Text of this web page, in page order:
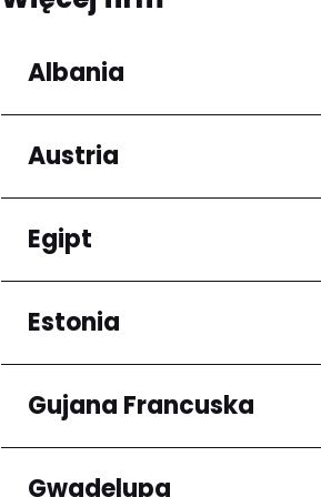
Albania
Regiony
Qarku i Tiranës
Austria
Regiony
Niederösterreich
Egipt
Regiony
Kair
Estonia
Regiony
Harju maakond
Gujana Francuska
Regiony
Gwadelupa